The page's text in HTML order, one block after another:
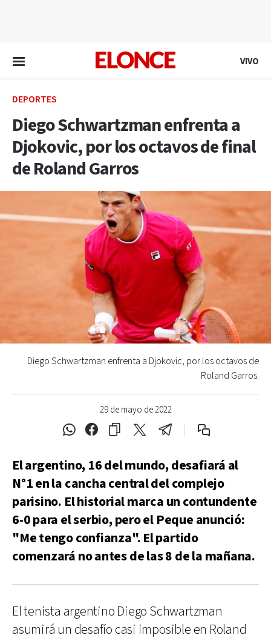
VIVO
DEPORTES
Diego Schwartzman enfrenta a
Djokovic, por los octavos de final
de Roland Garros
29 de mayo de 2022
Diego Schwartzman enfrenta a Djokovic, por los octavos de
Roland Garros.
El argentino, 16 del mundo, desafiará al
N°1 en la cancha central del complejo
parisino. El historial marca un contundente
6-0 para el serbio, pero el Peque anunció:
"Me tengo confianza". El partido
comenzará no antes de las 8 de la mañana.
El tenista argentino Diego Schwartzman
asumirá un desafío casi imposible en Roland